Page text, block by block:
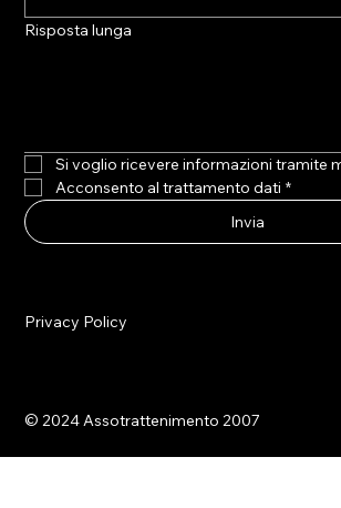
Risposta lunga
Si voglio ricevere informazioni tramite
Acconsento al trattamento dati *
Invia
Privacy Policy
© 2024 Assotrattenimento 2007